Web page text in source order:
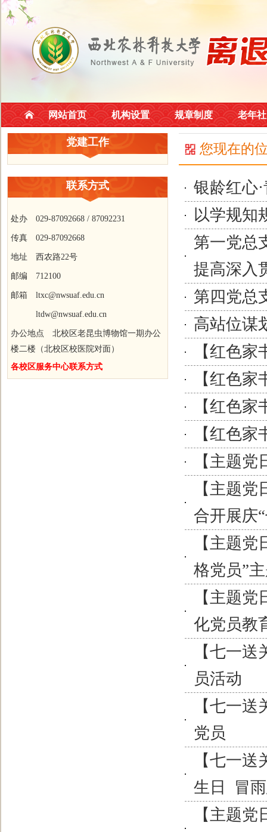
网站首页 机构设置 规章制度 老年
党建工作
联系方式
处办 029-87092668 / 87092231
传真 029-87092668
地址 西农路22号
邮编 712100
邮箱 ltxc@nwsuaf.edu.cn
ltdw@nwsuaf.edu.cn
办公地点 北校区老昆虫博物馆一期办公
楼二楼（北校区校医院对面）
各校区服务中心联系方式
您现在的
银龄红心
以学规知
第一党总
提高深入
第四党总
高站位谋
【红色
【红色
【红色
【红色
【主题
【主题
合开展庆
【主题
格党员”
【主题
化党员教
【七一
员活动
【七一
党员
【七一
生日 冒
【主题